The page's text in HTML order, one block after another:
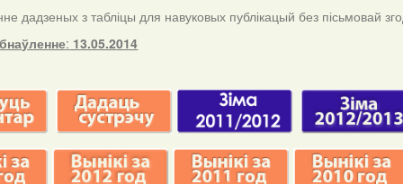
дадзеных з табліцы для навуковых публікацый без пісьмовай
: 13.05.2014